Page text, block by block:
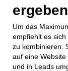
Um das
empfiehlt es
zu kombinieren.
auf eine
und in Leads